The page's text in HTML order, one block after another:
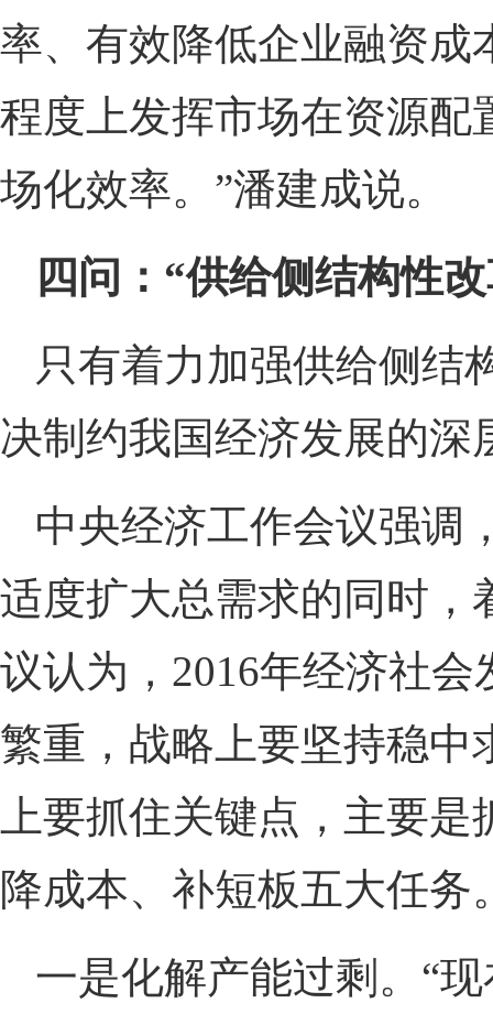
率、有效降低企业融资成
程度上发挥市场在资源配
场化效率。”潘建成说。
四问：“供给侧结构性
只有着力加强供给侧结
决制约我国经济发展的深
中央经济工作会议强调
适度扩大总需求的同时，
议认为，2016年经济社
繁重，战略上要坚持稳中
上要抓住关键点，主要
降成本、补短板五大任务
一是化解产能过剩。“